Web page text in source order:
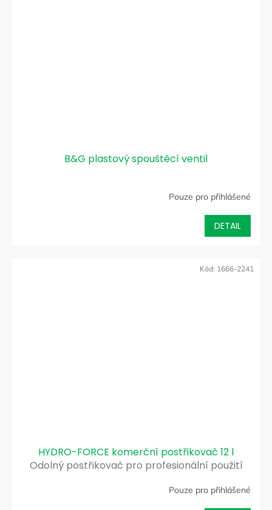
B&G plastový spouštěcí ventil
Pouze pro přihlášené
DETAIL
HYDRO-FORCE komerční postřikovač 12 l
Odolný postřikovač pro profesionální použití
Pouze pro přihlášené
Kód: 1666-2241